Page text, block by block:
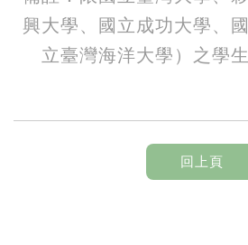
興大學、國立成功大學、
立臺灣海洋大學）之學
回上頁